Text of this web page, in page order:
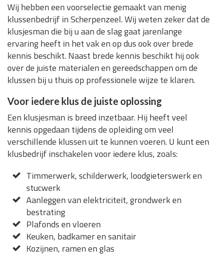
Wij hebben een voorselectie gemaakt van menig
klussenbedrijf in Scherpenzeel. Wij weten zeker dat de
klusjesman die bij u aan de slag gaat jarenlange
ervaring heeft in het vak en op dus ook over brede
kennis beschikt. Naast brede kennis beschikt hij ook
over de juiste materialen en gereedschappen om de
klussen bij u thuis op professionele wijze te klaren.
Voor iedere klus de juiste oplossing
Een klusjesman is breed inzetbaar. Hij heeft veel
kennis opgedaan tijdens de opleiding om veel
verschillende klussen uit te kunnen voeren. U kunt een
klusbedrijf inschakelen voor iedere klus, zoals:
Timmerwerk, schilderwerk, loodgieterswerk en
stucwerk
Aanleggen van elektriciteit, grondwerk en
bestrating
Plafonds en vloeren
Keuken, badkamer en sanitair
Kozijnen, ramen en glas